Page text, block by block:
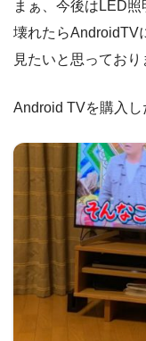
まぁ、今後はLED
壊れたらAndroidTV
見たいと思っており
Android TVを購入し